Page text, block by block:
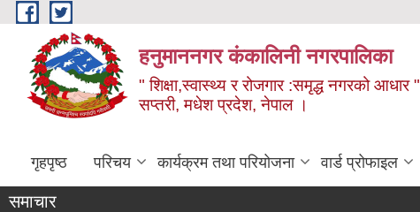
Skip to main content
हनुमाननगर कंकालिनी नगरपालिका
" शिक्षा,स्वास्थ्य र रोजगार :समृद्ध नगरको आधार "
सप्तरी, मधेश प्रदेश, नेपाल ।
गृहपृष्ठ परिचय कार्यक्रम तथा परियोजना वार्ड प्रोफाइल
समाचार